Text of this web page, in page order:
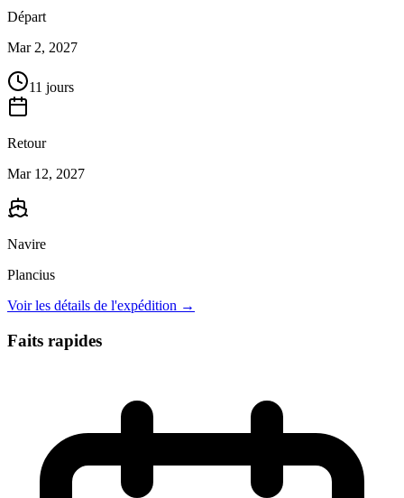
Départ
Mar 2, 2027
11 jours
Retour
Mar 12, 2027
Navire
Plancius
Voir les détails de l'expédition →
Faits rapides